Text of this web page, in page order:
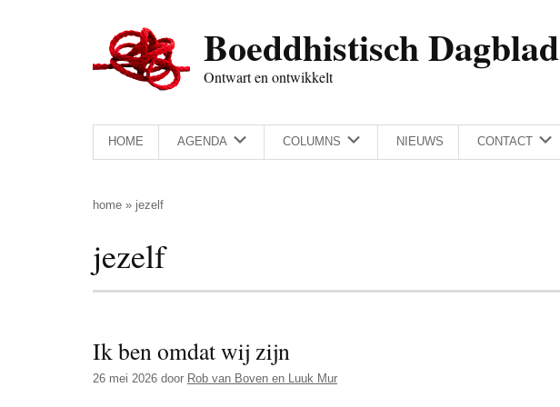
Boeddhistisch Dagblad
Ontwart en ontwikkelt
HOME AGENDA COLUMNS NIEUWS CONTACT
home » jezelf
jezelf
Ik ben omdat wij zijn
26 mei 2026 door Rob van Boven en Luuk Mur